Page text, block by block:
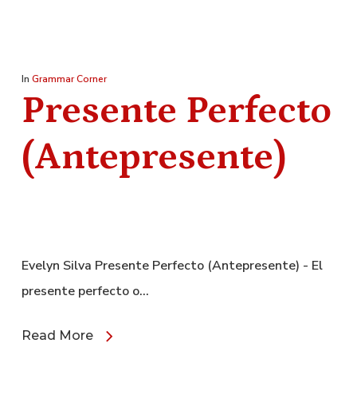
In Grammar Corner
Presente Perfecto
(Antepresente)
Evelyn Silva Presente Perfecto (Antepresente) - El
presente perfecto o…
Read More